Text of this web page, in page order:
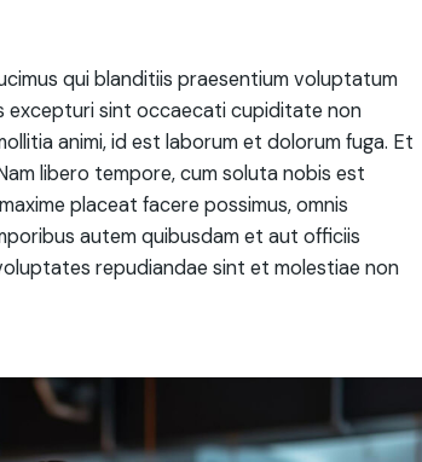
qui blanditiis praesentium voluptatum
excepturi sint occaecati cupiditate non
animi, id est laborum et dolorum fuga. Et
libero tempore, cum soluta nobis est
placeat facere possimus, omnis
autem quibusdam et aut officiis
repudiandae sint et molestiae non